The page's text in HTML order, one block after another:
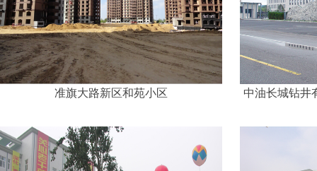
准旗大路新区和苑小区 中油长城钻井